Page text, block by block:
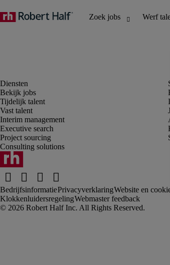
Bekijk jobs
Tijdelijk talent
Vast talent
Interim management
Executive search
Project sourcing
Consulting solutions
BedrijfsinformatiePrivacyverklaringWebsite en
KlokkenluidersregelingWebmaster feedback